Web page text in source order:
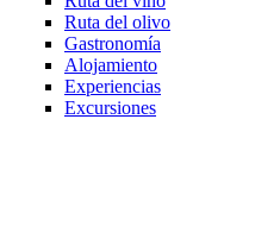
Ruta del olivo
Gastronomía
Alojamiento
Experiencias
Excursiones